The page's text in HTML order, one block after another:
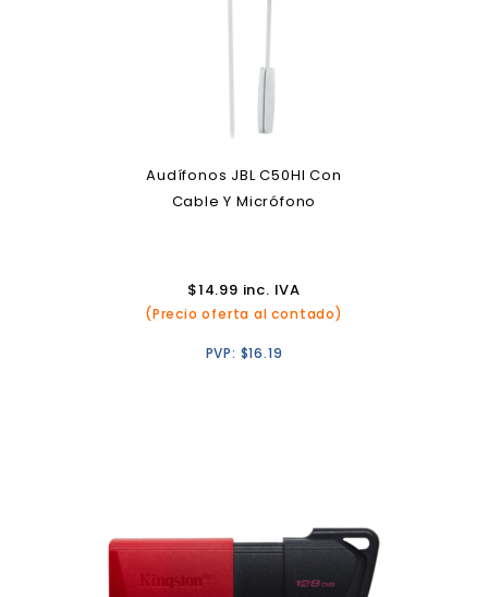
Audífonos JBL C50HI Con
Cable Y Micrófono
$14.99 inc. IVA
(Precio oferta al contado)
PVP: $16.19